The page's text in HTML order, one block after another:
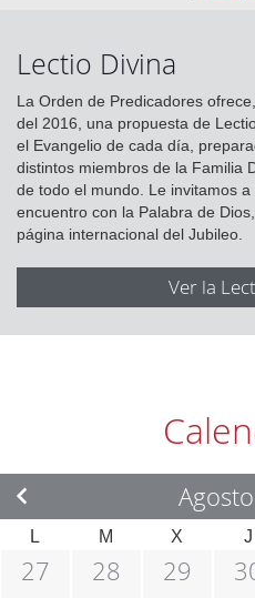
Lectio Divina
La Orden de Predicadores
del 2016, una propuesta de
el Evangelio de cada día,
distintos miembros de la Familia
de todo el mundo. Le invitamos a
encuentro con la Palabra de
página internacional del Jubileo.
Ver la
L M X J
27 28 29